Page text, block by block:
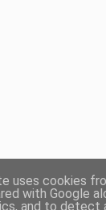
uses cookies
with Google
and to detect